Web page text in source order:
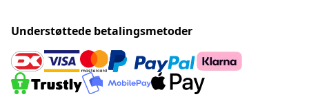
Understøttede betalingsmetoder